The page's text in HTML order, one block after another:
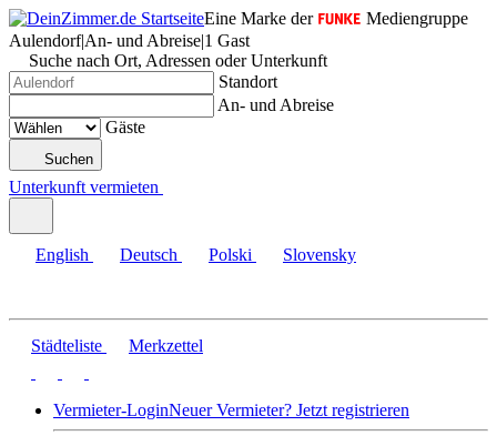
Eine Marke der
Mediengruppe
Aulendorf|An- und Abreise|1 Gast
Suche nach Ort, Adressen oder Unterkunft
Standort
An- und Abreise
Gäste
Suchen
Unterkunft vermieten
English Deutsch Polski Slovensky
Städteliste Merkzettel
Vermieter-LoginNeuer Vermieter? Jetzt registrieren